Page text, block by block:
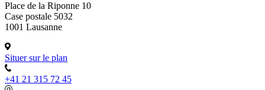
Place de la Riponne 10
Case postale 5032
1001 Lausanne
Situer sur le plan
+41 21 315 72 45